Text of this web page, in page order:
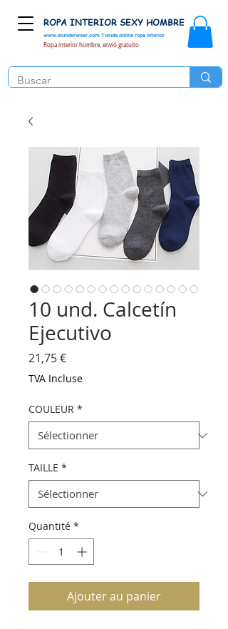
www.elunderwear.com Tienda online ropa interior
ROPA INTERIOR SEXY HOMBRE
Ropa interior hombre, envió gratuito
10 und. Calcetín
Ejecutivo
21,75 €Prix
TVA Incluse
COULEUR *
TAILLE *
Quantité *
Ajouter au panier